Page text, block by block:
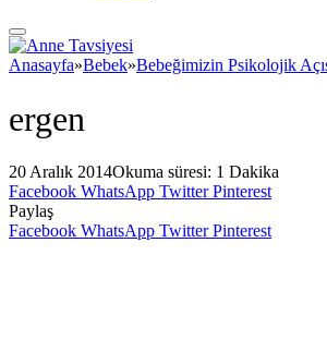
Anasayfa»Bebek»Bebeğimizin Psikolojik
ergen
20 Aralık 2014Okuma süresi: 1 Dakika
Facebook WhatsApp Twitter Pinterest
Paylaş
Facebook WhatsApp Twitter Pinterest